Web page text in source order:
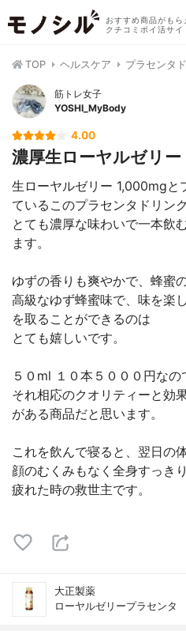
おすすめ商品がもら
クチコミポイ活サイ
TOP ヘルスケア プラセンタ
筋トレ女子
YOSHI_MyBody
4.00
濃厚生ローヤルゼリー
生ローヤルゼリー 1,000mg
ているこのプラセンタドリン
とても濃厚な味わいで一本飲
ます。
ゆずの香りも爽やかで、蜂蜜
高級なゆず蜂蜜味で、味を楽
を取ることができるのは
とても嬉しいです。
５０ml １０本５０００円なの
それ相応のクオリティーと効
がある商品だと思います。
これを飲んで寝ると、翌日の
顔のむくみもなく全身すっき
疲れた時の救世主です。
大正製薬
ローヤルゼリープラセンタ